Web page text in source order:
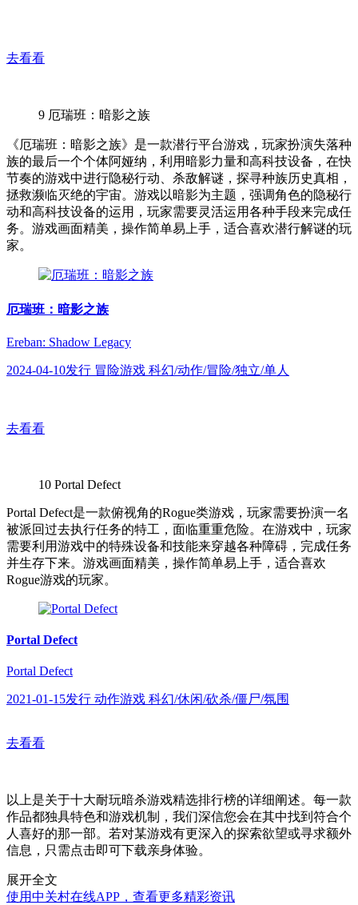
去看看
9 厄瑞班：暗影之族
《厄瑞班：暗影之族》是一款潜行平台游戏，玩家扮演失落种
族的最后一个个体阿娅纳，利用暗影力量和高科技设备，在快
节奏的游戏中进行隐秘行动、杀敌解谜，探寻种族历史真相，
拯救濒临灭绝的宇宙。游戏以暗影为主题，强调角色的隐秘行
动和高科技设备的运用，玩家需要灵活运用各种手段来完成任
务。游戏画面精美，操作简单易上手，适合喜欢潜行解谜的玩
家。
厄瑞班：暗影之族
Ereban: Shadow Legacy
2024-04-10发行 冒险游戏 科幻/动作/冒险/独立/单人
去看看
10 Portal Defect
Portal Defect是一款俯视角的Rogue类游戏，玩家需要扮演一名
被派回过去执行任务的特工，面临重重危险。在游戏中，玩家
需要利用游戏中的特殊设备和技能来穿越各种障碍，完成任务
并生存下来。游戏画面精美，操作简单易上手，适合喜欢
Rogue游戏的玩家。
Portal Defect
Portal Defect
2021-01-15发行 动作游戏 科幻/休闲/砍杀/僵尸/氛围
去看看
以上是关于十大耐玩暗杀游戏精选排行榜的详细阐述。每一款
作品都独具特色和游戏机制，我们深信您会在其中找到符合个
人喜好的那一部。若对某游戏有更深入的探索欲望或寻求额外
信息，只需点击即可下载亲身体验。
展开全文
使用中关村在线APP，查看更多精彩资讯